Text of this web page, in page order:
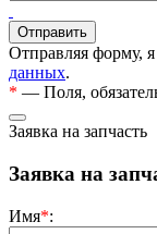
Отправляя форму,
данных.
* — Поля,
Заявка на запчасть
Заявка на
Имя*: